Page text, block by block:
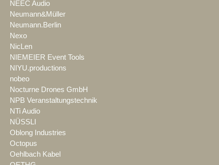
NEEC Audio
Neumann&Müller
Neumann.Berlin
Nexo
NicLen
NIEMEIER Event Tools
NIYU.productions
nobeo
Nocturne Drones GmbH
NPB Veranstaltungstechnik
NTi Audio
NÜSSLI
Oblong Industries
Octopus
Oehlbach Kabel